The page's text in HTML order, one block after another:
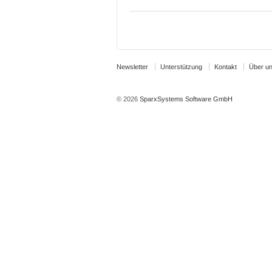
Newsletter Unterstützung Kontakt Über
© 2026 SparxSystems Software GmbH